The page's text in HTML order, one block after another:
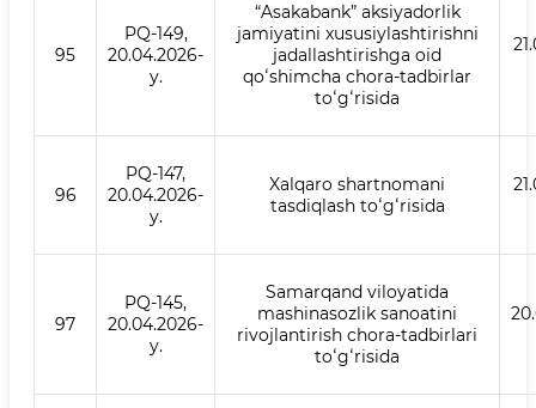
95
PQ-149,
20.04.2026-
y.
“Asakabank” aksiyadorlik
jamiyatini xususiylashtirishni
jadallashtirishga oid
qoʻshimcha chora-tadbirlar
toʻgʻrisida
96
PQ-147,
20.04.2026-
y.
Xalqaro shartnomani
tasdiqlash toʻgʻrisida
97
PQ-145,
20.04.2026-
y.
Samarqand viloyatida
mashinasozlik sanoatini
rivojlantirish chora-tadbirlari
toʻgʻrisida